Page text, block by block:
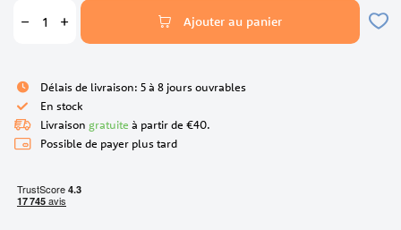
gallery
Ajouter au panier
Délais de livraison: 5 à 8 jours ouvrables
En stock
Livraison gratuite à partir de €40.
Possible de payer plus tard